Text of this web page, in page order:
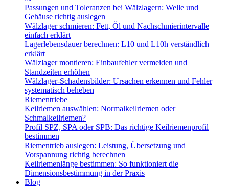
Passungen und Toleranzen bei Wälzlagern: Welle und
Gehäuse richtig auslegen
Wälzlager schmieren: Fett, Öl und Nachschmierintervalle
einfach erklärt
Lagerlebensdauer berechnen: L10 und L10h verständlich
erklärt
Wälzlager montieren: Einbaufehler vermeiden und
Standzeiten erhöhen
Wälzlager-Schadensbilder: Ursachen erkennen und Fehler
systematisch beheben
Riementriebe
Keilriemen auswählen: Normalkeilriemen oder
Schmalkeilriemen?
Profil SPZ, SPA oder SPB: Das richtige Keilriemenprofil
bestimmen
Riementrieb auslegen: Leistung, Übersetzung und
Vorspannung richtig berechnen
Keilriemenlänge bestimmen: So funktioniert die
Dimensionsbestimmung in der Praxis
Blog